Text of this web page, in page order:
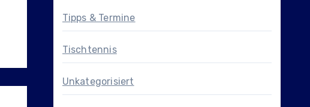
Tipps & Termine
Tischtennis
Unkategorisiert